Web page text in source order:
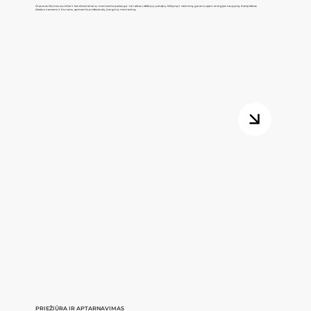
Oras-oras šilumos siurbliai ir kondicionieriai su montavimo paslauga - tai raktas į efektyvų patalpų šildymą ir vėsinimą, garantuojant energijos taupymą. Komplektas
idealus namams ir biurams, apimantis profesionalų įrenginių montavimą.
PRIEŽIŪRA IR APTARNAVIMAS